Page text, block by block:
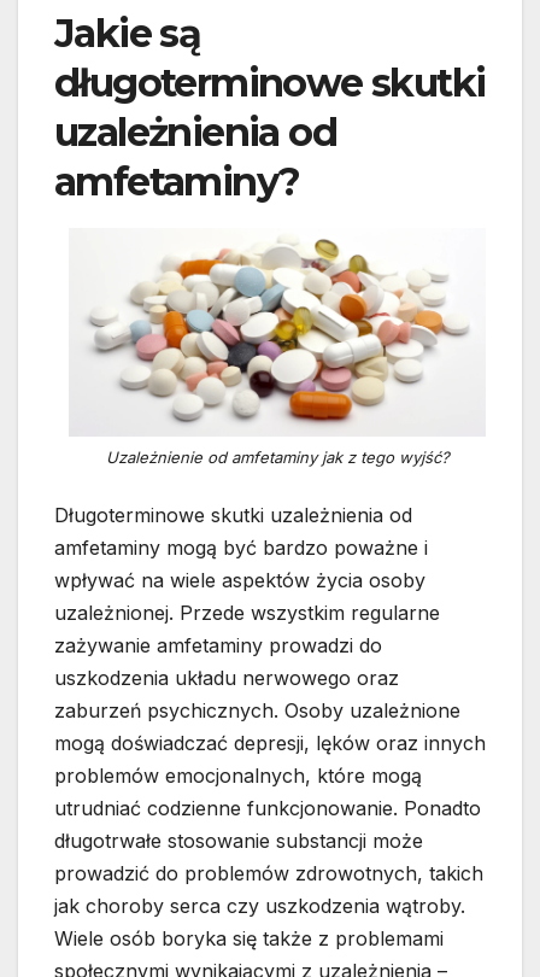
Jakie są
długoterminowe skutki
uzależnienia od
amfetaminy?
Uzależnienie od amfetaminy jak z tego wyjść?
Długoterminowe skutki uzależnienia od
amfetaminy mogą być bardzo poważne i
wpływać na wiele aspektów życia osoby
uzależnionej. Przede wszystkim regularne
zażywanie amfetaminy prowadzi do
uszkodzenia układu nerwowego oraz
zaburzeń psychicznych. Osoby uzależnione
mogą doświadczać depresji, lęków oraz innych
problemów emocjonalnych, które mogą
utrudniać codzienne funkcjonowanie. Ponadto
długotrwałe stosowanie substancji może
prowadzić do problemów zdrowotnych, takich
jak choroby serca czy uszkodzenia wątroby.
Wiele osób boryka się także z problemami
społecznymi wynikającymi z uzależnienia –